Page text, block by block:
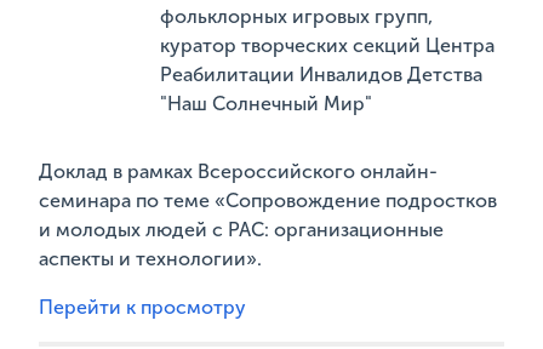
фольклорных игровых групп,
куратор творческих секций Центра
Реабилитации Инвалидов Детства
"Наш Солнечный Мир"
Доклад в рамках Всероссийского онлайн-
семинара по теме «Сопровождение подростков
и молодых людей с РАС: организационные
аспекты и технологии».
Перейти к просмотру